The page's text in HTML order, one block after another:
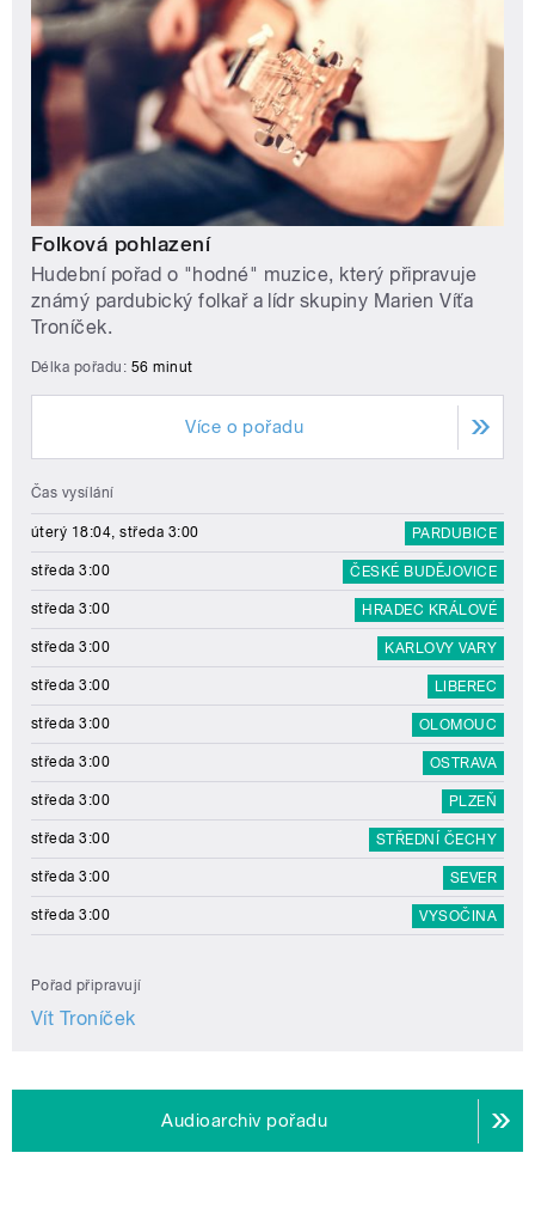
Folková pohlazení
Hudební pořad o "hodné" muzice, který připravuje
známý pardubický folkař a lídr skupiny Marien Víťa
Troníček.
Délka pořadu: 56 minut
Více o pořadu
Čas vysílání
úterý 18:04, středa 3:00 PARDUBICE
středa 3:00 ČESKÉ BUDĚJOVICE
středa 3:00 HRADEC KRÁLOVÉ
středa 3:00 KARLOVY VARY
středa 3:00 LIBEREC
středa 3:00 OLOMOUC
středa 3:00 OSTRAVA
středa 3:00 PLZEŇ
středa 3:00 STŘEDNÍ ČECHY
středa 3:00 SEVER
středa 3:00 VYSOČINA
Pořad připravují
Vít Troníček
Audioarchiv pořadu